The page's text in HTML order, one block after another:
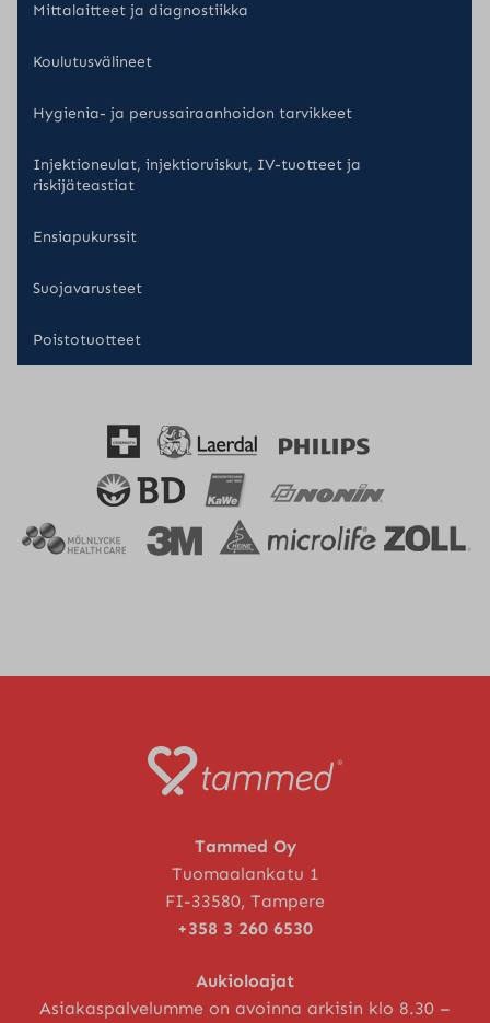
Mittalaitteet ja diagnostiikka
Koulutusvälineet
Hygienia- ja perussairaanhoidon tarvikkeet
Injektioneulat, injektioruiskut, IV-tuotteet ja
riskijäteastiat
Ensiapukurssit
Suojavarusteet
Poistotuotteet
Tammed Oy
Tuomaalankatu 1
FI-33580, Tampere
+358 3 260 6530
Aukioloajat
Asiakaspalvelumme on avoinna arkisin klo 8.30 –